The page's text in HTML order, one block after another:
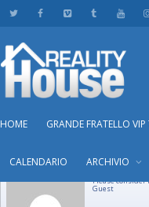
HOME GRANDE FRATELLO VIP
CALENDARIO ARCHIVIO
Please
Guest